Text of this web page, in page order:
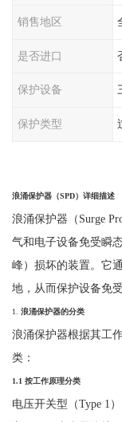
销售地区
是否进口
保护设备
保护类型
浪涌保护器（SPD）详细描述
浪涌保护器（Surge
气和电子设备免受瞬
峰）损坏的装置。它
地，从而保护设备免
1. 浪涌保护器的分类
浪涌保护器根据其工
类：
1.1 按工作原理分类
电压开关型（Type 1 ）